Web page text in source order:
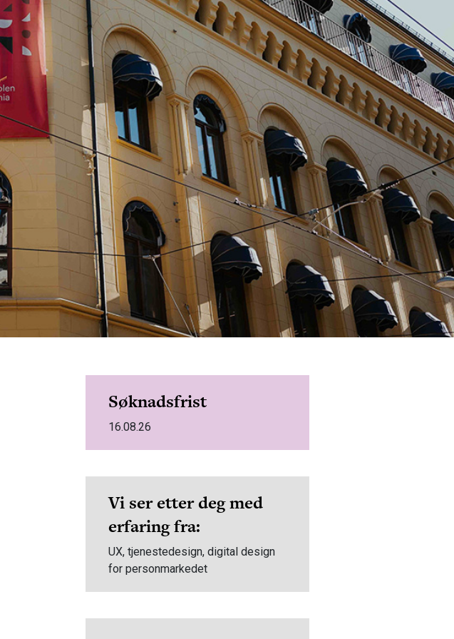
Søknadsfrist
16.08.26
Vi ser etter deg med
erfaring fra:
UX, tjenestedesign, digital design
for personmarkedet